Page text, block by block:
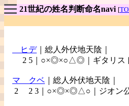
21世紀の姓名判断命名navi [
ヒデ｜総人外伏地天陰｜
2 5｜○×◎×○△◎｜ギタリス
マ クベ ｜総人外伏地天陰｜
2 2 3｜○×◎×◎△○｜ジオン公